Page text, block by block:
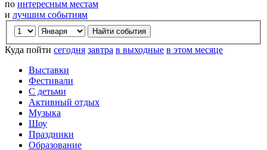
по интересным местам
и лучшим событиям
Куда пойти сегодня завтра в выходные в этом месяце
Выставки
Фестивали
С детьми
Активный отдых
Музыка
Шоу
Праздники
Образование